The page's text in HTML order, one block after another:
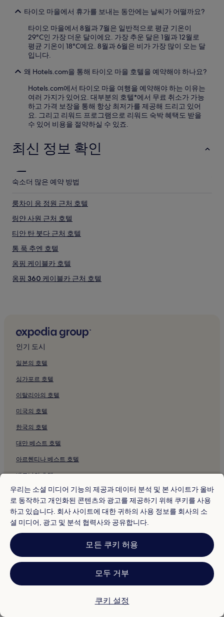
타이오 마을에서 휴가를 보내는 동안에는 날씨가 어떨까요?
타이오 마을에서 8월과 7월은 일반적으로 평균 기온이
29°C인 가장 더운 달이에요. 가장 추운 달은 1월과 12월로
평균 기온이 18°C예요. 8월과 6월은 비가 가장 많이 오는 달
입니다.
왜 Hotels.com을 통해 타이오 마을 호텔을 예약해야 하나요?
Hotels.com에서 타이오 마을 여행을 예약해야 하는 이유는
여러 가지가 있어요. 대부분의 호텔*에서 무료 취소가 가능
하고 가격 보장을 통해 항상 최저가를 제공해 드리고 있어
요. 그리고 리워드 프로그램으로 리워드 숙박 혜택도 받을
수 있어 비용을 절약하실 수 있죠.
최신 정보 확인
숙소더 많은 예약 방법
룽차이 응 정원 근처 호텔
링얀 사원 근처 호텔
티안 탄 붓다 근처 호텔
통 푹 추엔 호텔
옹핑 케이블카 호텔
옹핑 360 케이블카 근처 호텔
인기 도시
일본의 호텔
싱가포르 호텔
이탈리아의 호텔
미국의 호텔
한국의 호텔
대만 베스트 호텔
아르헨티나 베스트 호텔
베트남의 호텔
인도네시아 베스트 호텔
지원 및 자주 묻는 질문
내 예약
연락처
공급업체, 제휴사 및 미디어
우리는 소셜 미디어 기능의 제공과 데이터 분석 및 본 사이트가 올바
로 동작하고 개인화된 콘텐츠와 광고를 제공하기 위해 쿠키를 사용
하고 있습니다. 회사 사이트에 대한 귀하의 사용 정보를 회사의 소
셜 미디어, 광고 및 분석 협력사와 공유합니다.
모든 쿠키 허용
모두 거부
쿠키 설정